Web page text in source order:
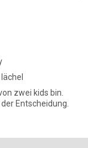
zwei kids bin.
Entscheidung.